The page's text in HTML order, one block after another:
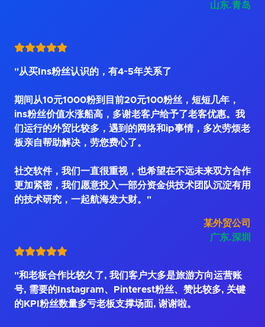
山东.青岛
"从买Ins粉丝认识的，有4~5年关系了
期间从10元1000粉到目前20元100粉丝，短短几年，
ins粉丝价值水涨船高，多谢老客户给予了老客优惠。我
们运行的外贸比较多，遇到的网络和ip事情，多次劳烦老
板亲自帮助解决，劳您费心了。
社交软件，我们一直很重视，也希望在不远未来双方合作
更加紧密，我们愿意投入一部分资金供技术团队沉淀有用
的技术研究，一起航海发大财。"
某外贸公司
广东.深圳
"和老板合作比较久了, 我们客户大多是旅游方向运营账
号, 需要的Instagram、Pinterest粉丝、赞比较多, 关键
的KPI粉丝数量多亏老板支撑场面, 谢谢啦。